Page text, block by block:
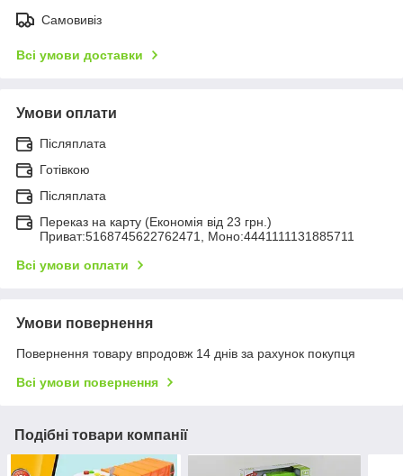
Самовивіз
Всі умови доставки
Умови оплати
Післяплата
Готівкою
Післяплата
Переказ на карту (Економія від 23 грн.)
Приват:5168745622762471, Моно:4441111131885711
Всі умови оплати
Умови повернення
Повернення товару впродовж 14 днів за рахунок покупця
Всі умови повернення
Подібні товари компанії